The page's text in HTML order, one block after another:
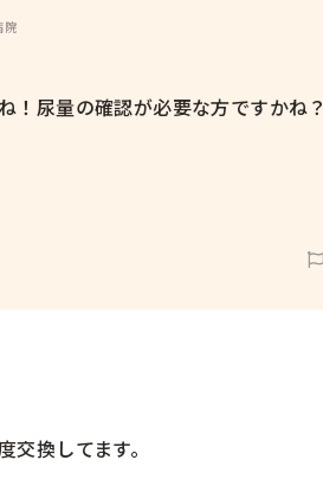
院
！尿量の確認が必要な方ですかね？
換してます。